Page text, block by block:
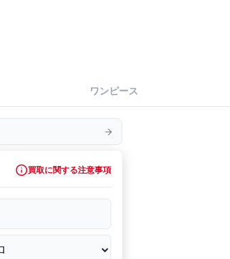
ワンピース
買取に関する注意事項